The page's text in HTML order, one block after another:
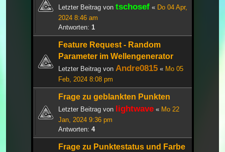
Letzter Beitrag von tschosef « Do 04 Apr,
2024 8:46 am
Antworten: 1
Feature Request - Random
Parameter im Wellengenerator
Letzter Beitrag von Andre0815 « Mo 05
Feb, 2024 8:08 pm
Frage zu geblankten Punkten
Letzter Beitrag von lightwave « Mo 22
Jan, 2024 9:36 pm
Antworten: 4
Frage zu Punktestatus und Farbe